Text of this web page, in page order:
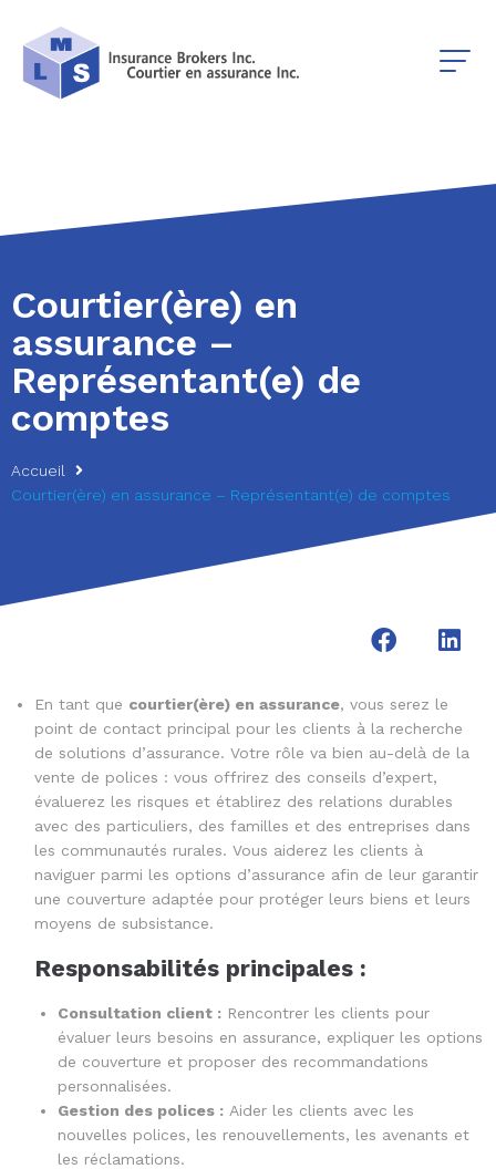
Courtier(ère) en
assurance –
Représentant(e) de
comptes
Accueil
Courtier(ère) en assurance – Représentant(e) de comptes
En tant que courtier(ère) en assurance, vous serez le
point de contact principal pour les clients à la recherche
de solutions d’assurance. Votre rôle va bien au-delà de la
vente de polices : vous offrirez des conseils d’expert,
évaluerez les risques et établirez des relations durables
avec des particuliers, des familles et des entreprises dans
les communautés rurales. Vous aiderez les clients à
naviguer parmi les options d’assurance afin de leur garantir
une couverture adaptée pour protéger leurs biens et leurs
moyens de subsistance.
Responsabilités principales :
Consultation client : Rencontrer les clients pour
évaluer leurs besoins en assurance, expliquer les options
de couverture et proposer des recommandations
personnalisées.
Gestion des polices : Aider les clients avec les
nouvelles polices, les renouvellements, les avenants et
les réclamations.